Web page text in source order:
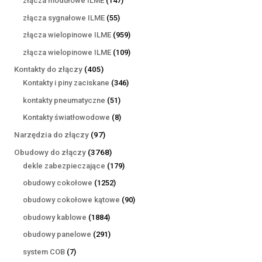
złącza sygnałowe ILME 5555
produktów
złącza wielopinowe ILME 959959
produktów
złącza wielopinowe ILME 109109
Kontakty do złączy 405405
produktów
Kontakty i piny zaciskane 346346
kontakty pneumatyczne 5151
produktów
Kontakty światłowodowe 88
Narzędzia do złączy 9797
produktów
Obudowy do złączy 37683768
produktów
dekle zabezpieczające 179179
obudowy cokołowe 12521252
produkty
obudowy cokołowe kątowe 9090
obudowy kablowe 18841884
produkty
obudowy panelowe 291291
system COB 77